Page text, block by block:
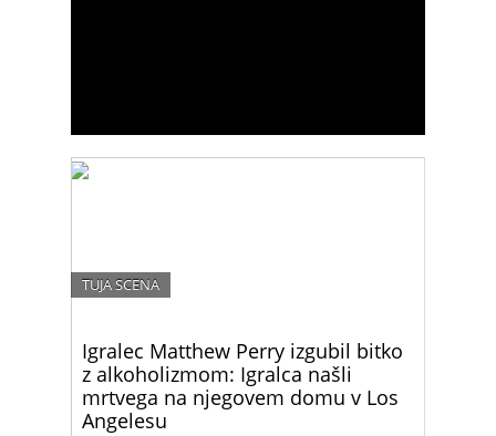
Igralec Matthew Perry izgubil bitko
z alkoholizmom: Igralca našli
mrtvega na njegovem domu v Los
Angelesu
TUJA SCENA